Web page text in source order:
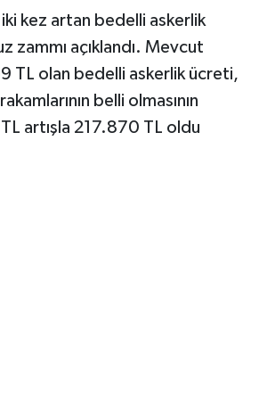
iki kez artan bedelli askerlik
zammı açıklandı. Mevcut
TL olan bedelli askerlik ücreti,
belli olmasının
artışla 217.870 TL oldu